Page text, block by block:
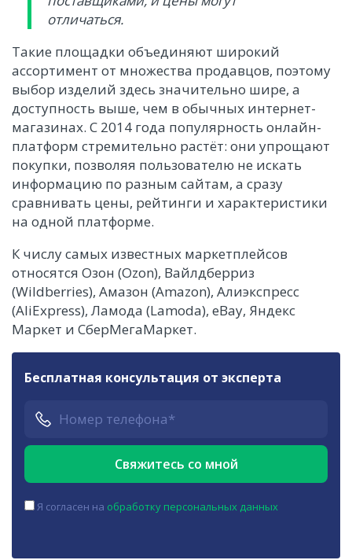
отличаться.
Такие площадки объединяют широкий
ассортимент от множества продавцов, поэтому
выбор изделий здесь значительно шире, а
доступность выше, чем в обычных интернет-
магазинах. С 2014 года популярность онлайн-
платформ стремительно растёт: они упрощают
покупки, позволяя пользователю не искать
информацию по разным сайтам, а сразу
сравнивать цены, рейтинги и характеристики
на одной платформе.
К числу самых известных маркетплейсов
относятся Озон (Ozon), Вайлдберриз
(Wildberries), Амазон (Amazon), Алиэкспресс
(AliExpress), Ламода (Lamoda), eBay, Яндекс
Маркет и СберМегаМаркет.
Бесплатная консультация от эксперта
Я согласен на обработку персональных данных